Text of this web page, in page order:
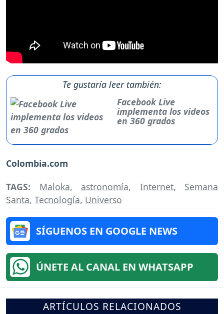
Te gustaría leer también:
Facebook Live
implementa los videos
en 360 grados
Colombia.com
TAGS: Maloka, astronomía, Internet, Semana
Santa, Tecnología, Universo
SÍGUENOS EN GOOGLE NEWS
ÚNETE AL CANAL EN WHATSAPP
ARTÍCULOS RELACIONADOS